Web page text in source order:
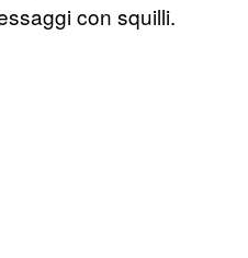
con squilli.